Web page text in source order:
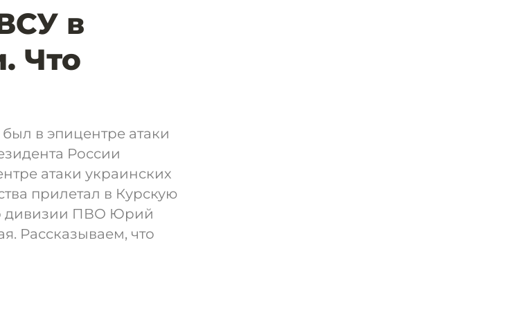
в
Что
в эпицентре атаки
России
атаки украинских
прилетал в Курскую
дивизии ПВО Юрий
Рассказываем, что